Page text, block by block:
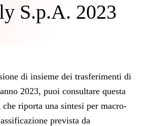
S.p.A. 2023
di insieme dei trasferimenti di
2023, puoi consultare questa
riporta una sintesi per macro-
prevista da